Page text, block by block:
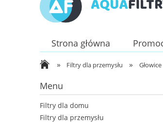
Strona główna
» Filtry dla przemysłu »
Menu
Filtry dla domu
Filtry dla przemysłu